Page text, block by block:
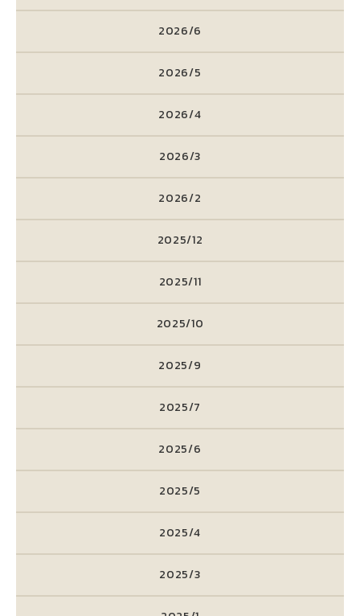
2026/6
2026/5
2026/4
2026/3
2026/2
2025/12
2025/11
2025/10
2025/9
2025/7
2025/6
2025/5
2025/4
2025/3